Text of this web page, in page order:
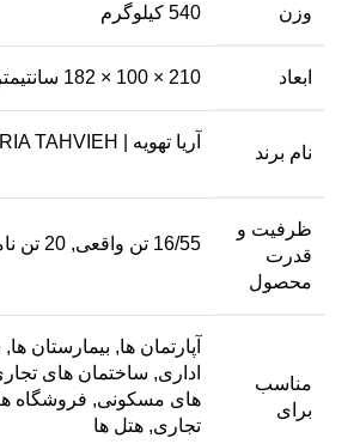
وزن 540 کیلوگرم
ابعاد 210 × 100 × 182 سانتیمتر
نام برند
آریا تهویه | ARIA TAHVIEH
ظرفیت و
قدرت
محصول
16/55 تن واقعی, 20 تن نامی
مناسب
برای
آپارتمان ها, بیمارستان
اداری, ساختمان های
های مسکونی, فروشگاه
تجاری, هتل ها